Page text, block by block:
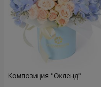
Композиция "Окленд"